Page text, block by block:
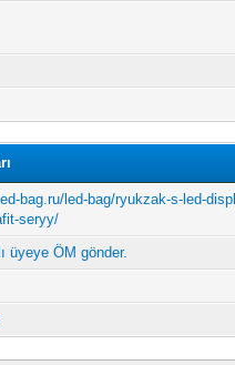
bag.ru/led-bag/ryukzak-s-led-
seryy/
üyeye ÖM gönder.